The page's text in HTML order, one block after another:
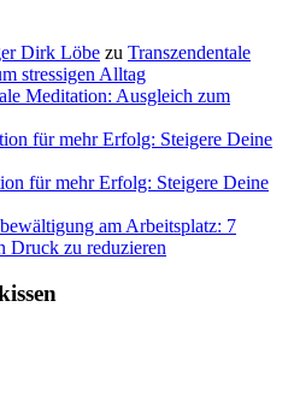
Dirk Löbe zu Transzendentale
stressigen Alltag
Meditation: Ausgleich zum
für mehr Erfolg: Steigere Deine
für mehr Erfolg: Steigere Deine
am Arbeitsplatz: 7
Druck zu reduzieren